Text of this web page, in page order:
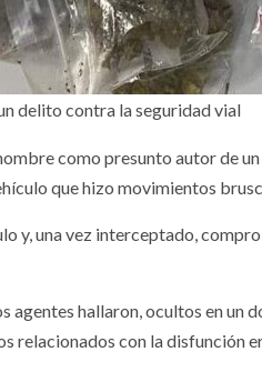
delito contra la seguridad vial
como presunto autor de
que hizo movimientos
y, una vez interceptado,
agentes hallaron, ocultos en
relacionados con la disfunción